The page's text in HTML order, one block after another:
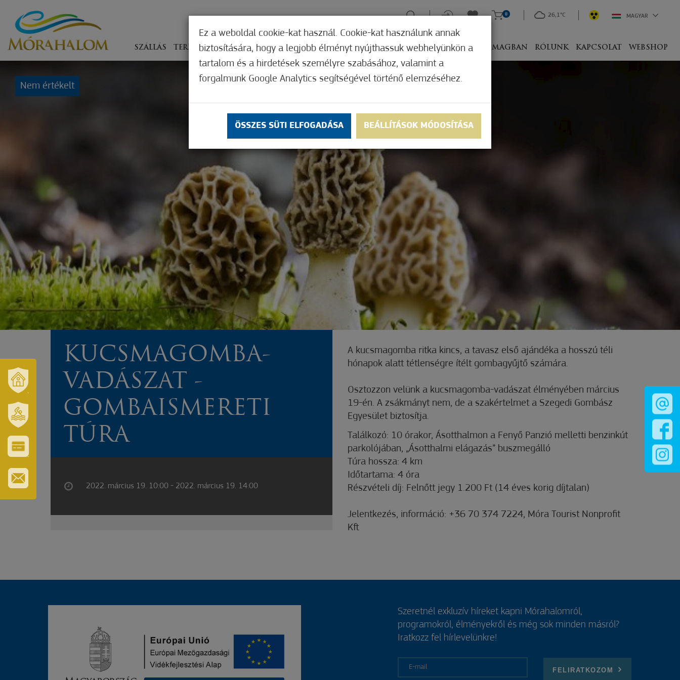
ÉS
TÉRSÉGÜNK
ERZSÉBET
GYÓGYFÜRDŐ
ÉS
TURISZTIKAI
KÁRTYA
SZÁLLÁS TERÍTÉKEN ÉLMÉNYSZERZÉS ZÖLD FÓKUSZ GYÓGYHELY MERRE, MIVEL CSOMAGBAN RÓLUNK KAPCSOLAT WEBSHOP
0 26,1°C MAGYAR
Nem értékelt
​KUCSMAGOMBA-
VADÁSZAT -
GOMBAISMERETI
TÚRA
2022. március 19. 10:00 - 2022. március 19. 14:00
A kucsmagomba ritka kincs, a tavasz első ajándéka a hosszú téli
hónapok alatt tétlenségre ítélt gombagyűjtő számára.
Osztozzon velünk a kucsmagomba-vadászat élményében március
19-én. A zsákmányt nem, de a szakértelmet a Szegedi Gombász
Egyesület biztosítja.
Találkozó: 10 órakor, Ásotthalmon a Fenyő Panzió melletti benzinkút
parkolójában, „Ásotthalmi elágazás” buszmegálló
Túra hossza: 4 km
Időtartama: 4 óra
Részvételi díj: Felnőtt jegy 1.200 Ft (14 éves korig díjtalan)
Jelentkezés, információ: +36 70 374 7224, Móra Tourist Nonprofit
Kft
Ez a weboldal cookie-kat használ. Cookie-kat használunk annak
biztosítására, hogy a legjobb élményt nyújthassuk webhelyünkön a
tartalom és a hirdetések személyre szabásához, valamint a
forgalmunk Google Analytics segítségével történő elemzéséhez.
ÖSSZES SÜTI ELFOGADÁSA BEÁLLÍTÁSOK MÓDOSÍTÁSA
Szeretnél exkluzív híreket kapni Mórahalomról,
programokról, élményekről és még sok minden másról?
Iratkozz fel hírlevelünkre!
FELIRATKOZOM